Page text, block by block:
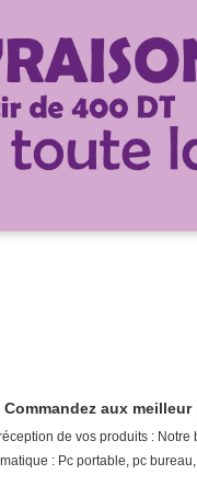
aux meilleur
de vos produits :
: Pc portable, pc